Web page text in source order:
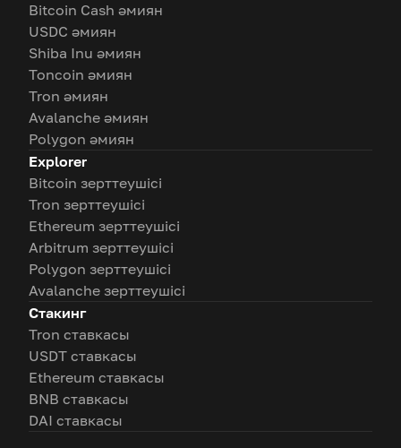
Bitcoin Cash әмиян
USDC әмиян
Shiba Inu әмиян
Toncoin әмиян
Tron әмиян
Avalanche әмиян
Polygon әмиян
Explorer
Bitcoin зерттеушісі
Tron зерттеушісі
Ethereum зерттеушісі
Arbitrum зерттеушісі
Polygon зерттеушісі
Avalanche зерттеушісі
Стакинг
Tron ставкасы
USDT ставкасы
Ethereum ставкасы
BNB ставкасы
DAI ставкасы